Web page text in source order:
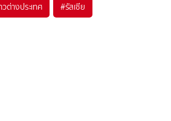
วต่างประเทศ #รัสเซีย